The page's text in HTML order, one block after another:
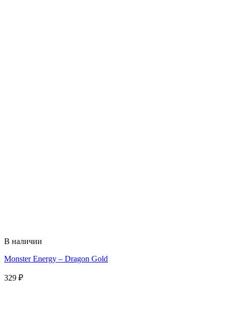
В наличии
Monster Energy – Dragon Gold
329 ₽